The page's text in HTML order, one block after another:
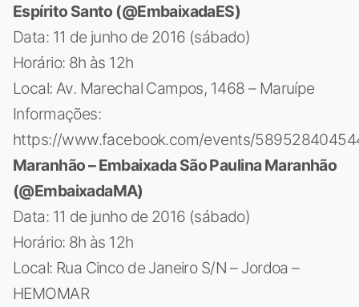
Espírito Santo (@EmbaixadaES)
Data: 11 de junho de 2016 (sábado)
Horário: 8h às 12h
Local: Av. Marechal Campos, 1468 – Maruípe
Informações:
https://www.facebook.com/events/
Maranhão – Embaixada São Paulina Maranhão
(@EmbaixadaMA)
Data: 11 de junho de 2016 (sábado)
Horário: 8h às 12h
Local: Rua Cinco de Janeiro S/N – Jordoa –
HEMOMAR